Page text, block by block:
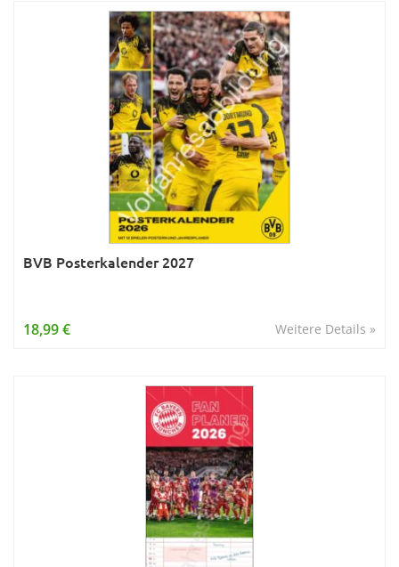
BVB Posterkalender 2027
Weitere Details »
18,99 €